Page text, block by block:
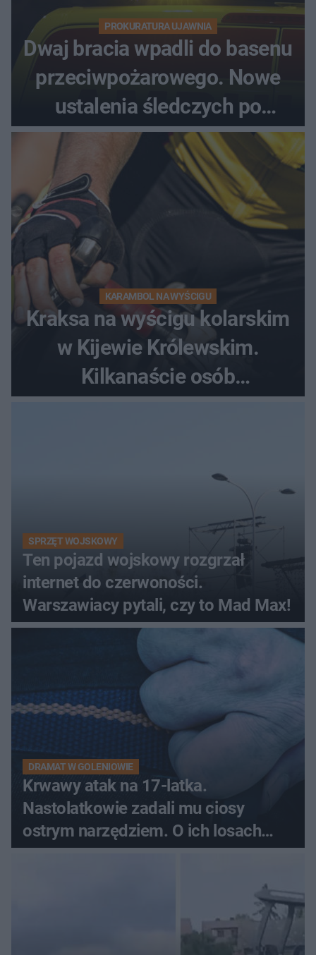
PROKURATURA UJAWNIA
Dwaj bracia wpadli do basenu
przeciwpożarowego. Nowe
ustalenia śledczych po
dramatycznej akcji
KARAMBOL NA WYŚCIGU
Kraksa na wyścigu kolarskim
w Kijewie Królewskim.
Kilkanaście osób
SPRZĘT WOJSKOWY
Ten pojazd wojskowy rozgrzał
internet do czerwoności.
Warszawiacy pytali, czy to Mad Max!
DRAMAT W GOLENIOWIE
Krwawy atak na 17-latka.
Nastolatkowie zadali mu ciosy
ostrym narzędziem. O ich losach
zdecyduje sąd rodzinny